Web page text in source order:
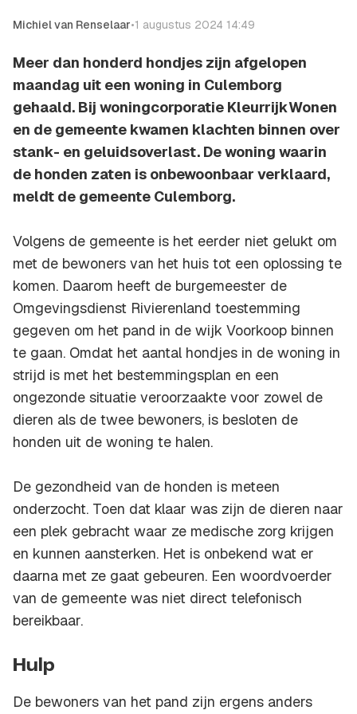
Michiel van Renselaar•1 augustus 2024 14:49
Meer dan honderd hondjes zijn afgelopen
maandag uit een woning in Culemborg
gehaald. Bij woningcorporatie KleurrijkWonen
en de gemeente kwamen klachten binnen over
stank- en geluidsoverlast. De woning waarin
de honden zaten is onbewoonbaar verklaard,
meldt de gemeente Culemborg.
Volgens de gemeente is het eerder niet gelukt om
met de bewoners van het huis tot een oplossing te
komen. Daarom heeft de burgemeester de
Omgevingsdienst Rivierenland toestemming
gegeven om het pand in de wijk Voorkoop binnen
te gaan. Omdat het aantal hondjes in de woning in
strijd is met het bestemmingsplan en een
ongezonde situatie veroorzaakte voor zowel de
dieren als de twee bewoners, is besloten de
honden uit de woning te halen.
De gezondheid van de honden is meteen
onderzocht. Toen dat klaar was zijn de dieren naar
een plek gebracht waar ze medische zorg krijgen
en kunnen aansterken. Het is onbekend wat er
daarna met ze gaat gebeuren. Een woordvoerder
van de gemeente was niet direct telefonisch
bereikbaar.
Hulp
De bewoners van het pand zijn ergens anders